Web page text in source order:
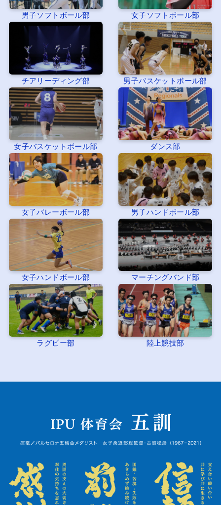
男子ソフトボール部 女子ソフトボール部
チアリーディング部 男子バスケットボール部
女子バスケットボール部 ダンス部
女子バレーボール部 男子ハンドボール部
女子ハンドボール部 マーチングバンド部
ラグビー部 陸上競技部